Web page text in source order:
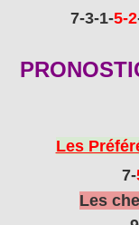
7-3-1-5-2
Les
7-
Les